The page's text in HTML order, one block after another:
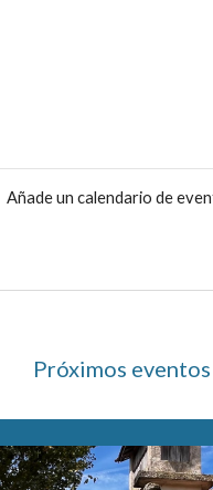
Añade un calendario de
Próximos eventos